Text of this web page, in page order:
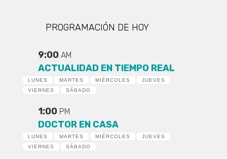
PROGRAMACIÓN DE HOY
9:00 AM
ACTUALIDAD EN TIEMPO REAL
LUNES MARTES MIÉRCOLES
JUEVES
VIERNES
SÁBADO
1:00 PM
DOCTOR EN CASA
LUNES MARTES MIÉRCOLES
JUEVES
VIERNES
SÁBADO